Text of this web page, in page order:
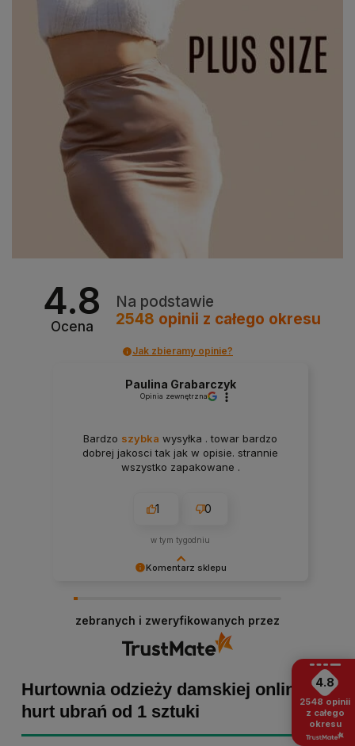
4.8
Ocena
Na podstawie
2548 opinii z całego okresu
Jak zbieramy opinie?
Komentarz sklepu
skrzydeł, dlatego tym bardziej cieszymy się, że
zakup przebiegł pomyślnie. Obiecujemy
utrzymać dobrą passę - zapraszamy ponownie! :)
Paulina Grabarczyk
Opinia zewnętrzna
Bardzo szybka wysyłka . towar bardzo
dobrej jakosci tak jak w opisie. strannie
wszystko zapakowane .
1 0
w tym tygodniu
zebranych i zweryfikowanych przez
Hurtownia odzieży damskiej online -
hurt ubrań od 1 sztuki
4.8
2548 opinii
z całego
okresu